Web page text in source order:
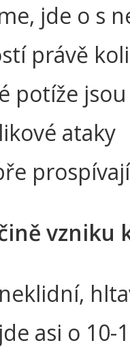
jde o s
právě
potíže
ataky
vzniku
asi o 10-